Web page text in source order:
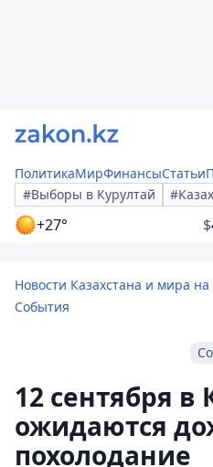
ПолитикаМирФинансыСтатьи
#Выборы в Курултай
+27° $
Новости Казахстана и мира на
События
12 сентября в
ожидаются
похолодание